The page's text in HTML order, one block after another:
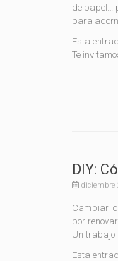
de papel…
para
Esta
Te
DIY:
diciembre
Cambiar
por
Un trabajo
Esta